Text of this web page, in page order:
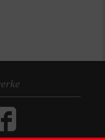
Fahrt. Nach